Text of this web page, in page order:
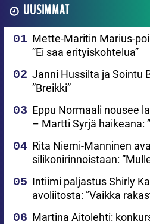
UUSIMMAT
Mette-Maritin Marius-
”Ei saa erityiskohtelua”
Janni Hussilta ja Sointu
”Breikki”
Eppu Normaali nousee
– Martti Syrjä haikeana:
Rita Niemi-Manninen
silikonirinnoistaan:
Intiimi paljastus Shirly
avoliitosta: ”Vaikka
Martina Aitolehti: